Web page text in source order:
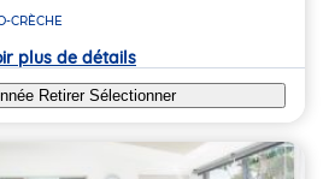
CRÈCHE
plus de détails
Retirer Sélectionner